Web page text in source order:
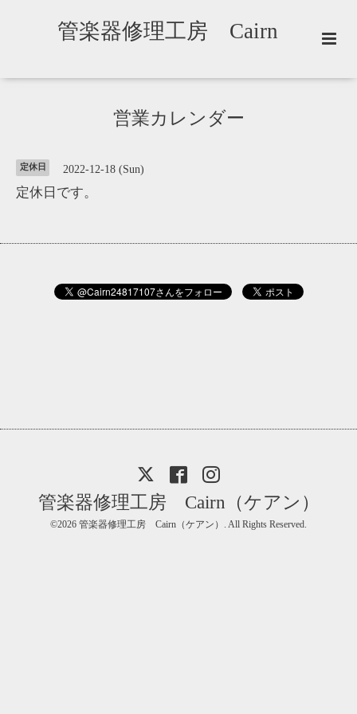
管楽器修理工房 Cairn
営業カレンダー
定休日 2022-12-18 (Sun)
定休日です。
管楽器修理工房 Cairn（ケアン）
©2026 管楽器修理工房 Cairn（ケアン） . All Rights Reserved.